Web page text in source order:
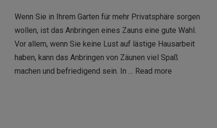
Wenn Sie in Ihrem Garten für mehr Privatsphäre sorgen
wollen, ist das Anbringen eines Zauns eine gute Wahl.
Vor allem, wenn Sie keine Lust auf lästige Hausarbeit
haben, kann das Anbringen von Zäunen viel Spaß
machen und befriedigend sein. In … Read more